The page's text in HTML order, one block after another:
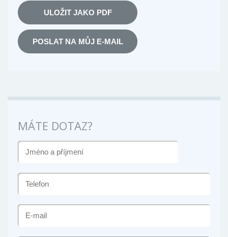
ULOŽIT JAKO PDF
POSLAT NA MŮJ E-MAIL
MÁTE DOTAZ?
JMÉNO
TELEFON
E-
MAIL